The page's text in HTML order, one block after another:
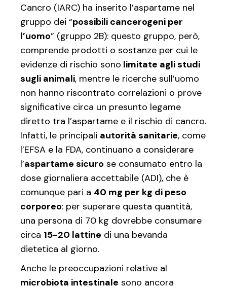
Cancro (IARC) ha inserito l’aspartame nel
gruppo dei “possibili cancerogeni per
l’uomo” (gruppo 2B): questo gruppo, però,
comprende prodotti o sostanze per cui le
evidenze di rischio sono limitate agli studi
sugli animali, mentre le ricerche sull’uomo
non hanno riscontrato correlazioni o prove
significative circa un presunto legame
diretto tra l’aspartame e il rischio di cancro.
Infatti, le principali autorità sanitarie, come
l’EFSA e la FDA, continuano a considerare
l’aspartame sicuro se consumato entro la
dose giornaliera accettabile (ADI), che è
comunque pari a 40 mg per kg di peso
corporeo: per superare questa quantità,
una persona di 70 kg dovrebbe consumare
circa 15-20 lattine di una bevanda
dietetica al giorno.
Anche le preoccupazioni relative al
microbiota intestinale sono ancora